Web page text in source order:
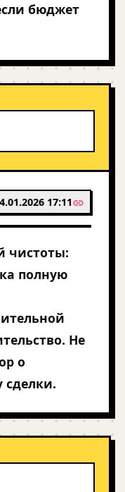
бюджет
17:11
чистоты:
полную
Не
о
сделки.